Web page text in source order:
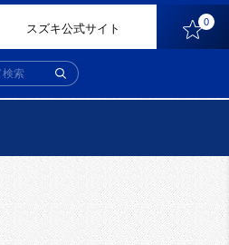
スズキ公式サイト 0